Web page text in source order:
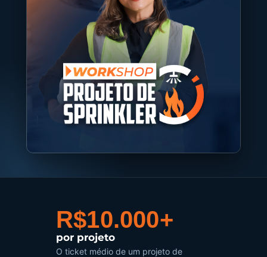
R$10.000+
por projeto
O ticket médio de um projeto de